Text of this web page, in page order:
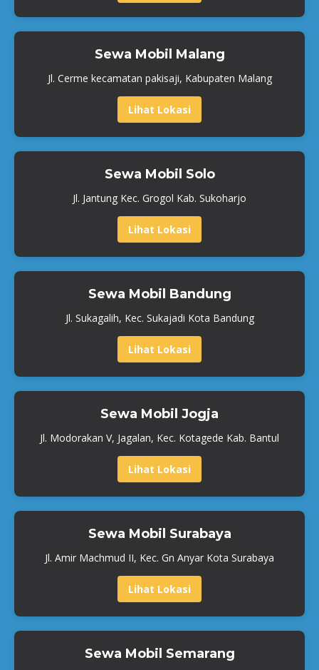
Sewa Mobil Malang
Jl. Cerme kecamatan pakisaji, Kabupaten Malang
Lihat Lokasi
Sewa Mobil Solo
Jl. Jantung Kec. Grogol Kab. Sukoharjo
Lihat Lokasi
Sewa Mobil Bandung
Jl. Sukagalih, Kec. Sukajadi Kota Bandung
Lihat Lokasi
Sewa Mobil Jogja
Jl. Modorakan V, Jagalan, Kec. Kotagede Kab. Bantul
Lihat Lokasi
Sewa Mobil Surabaya
Jl. Amir Machmud II, Kec. Gn Anyar Kota Surabaya
Lihat Lokasi
Sewa Mobil Semarang